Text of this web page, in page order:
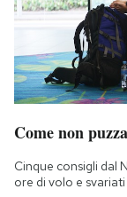
Come non
Cinque consigli dal
ore di volo e